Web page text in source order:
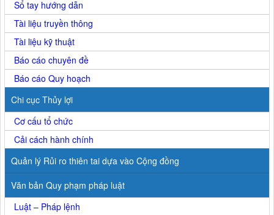
Sổ tay hướng dẫn
Tài liệu truyền thông
Tài liệu kỹ thuật
Báo cáo chuyên đề
Báo cáo Quy hoạch
Chi cục Thủy lợi
Cơ cấu tổ chức
Cải cách hành chính
Quản lý Rủi ro thiên tai dựa vào Cộng đồng
Văn bản Quy phạm pháp luật
Luật – Pháp lệnh